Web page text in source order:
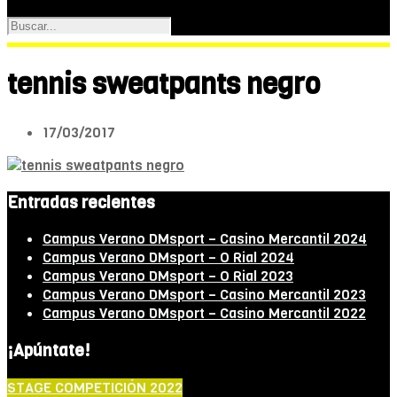
tennis sweatpants negro
17/03/2017
Entradas recientes
Campus Verano DMsport – Casino Mercantil 2024
Campus Verano DMsport – O Rial 2024
Campus Verano DMsport – O Rial 2023
Campus Verano DMsport – Casino Mercantil 2023
Campus Verano DMsport – Casino Mercantil 2022
¡Apúntate!
STAGE COMPETICIÓN 2022